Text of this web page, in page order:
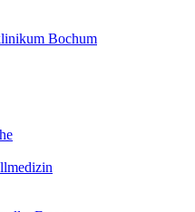
Bochum